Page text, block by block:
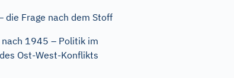
die Frage nach dem Stoff
nach 1945 – Politik im
Ost-West-Konflikts